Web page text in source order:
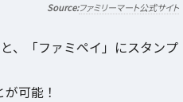
ファミリーマート公式サイト
、「ファミペイ」にスタンプ
可能！